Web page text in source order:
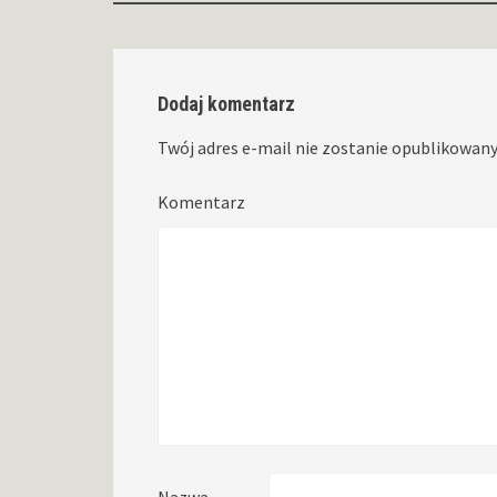
Dodaj komentarz
Twój adres e-mail nie zostanie
Komentarz